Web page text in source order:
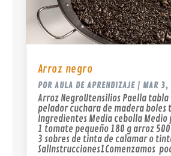
Arroz negro
POR AULA DE APRENDIZAJE| MAR
Arroz NegroUtensilios Paella
pelador cuchara de madera
Ingredientes Media cebolla
1 tomate pequeño 180 g arroz
3 sobres de tinta de calamar o
SalInstrucciones1Comenzamos